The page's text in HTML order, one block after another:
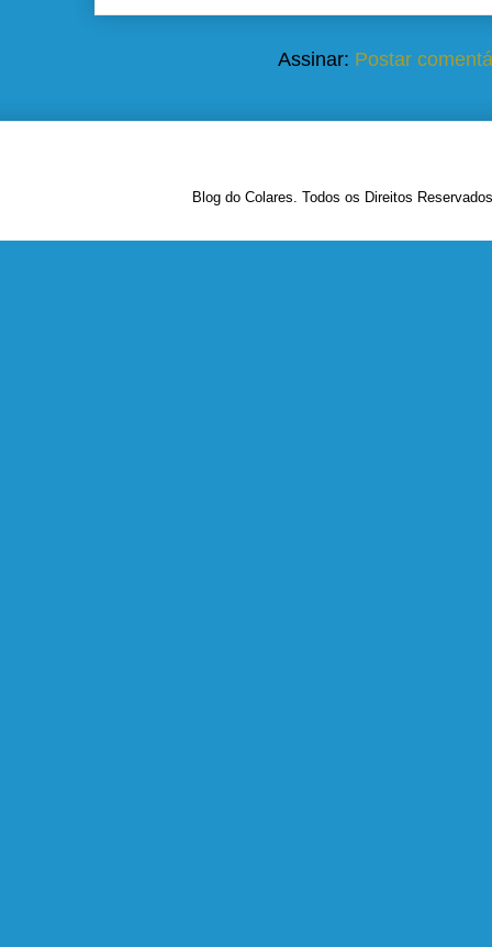
Assinar: Postar
Blog do Colares. Todos os Direitos